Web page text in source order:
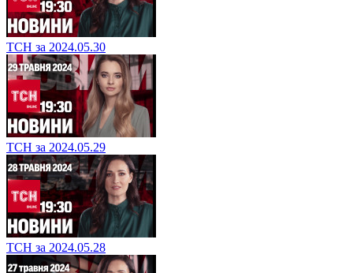
ТСН за 2024.05.30
ТСН за 2024.05.29
ТСН за 2024.05.28